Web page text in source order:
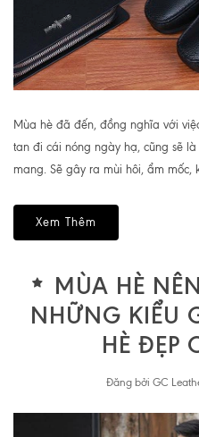
Mùa hè đã đến, đồng nghĩa với
tan đi cái nóng ngày hạ, cũng sẽ
mang. Sẽ gây ra mùi hôi, ẩm mốc,
Xem Thêm
MÙA HÈ
NHỮNG KIỂU
HÈ ĐẸP
Đăng bởi GC